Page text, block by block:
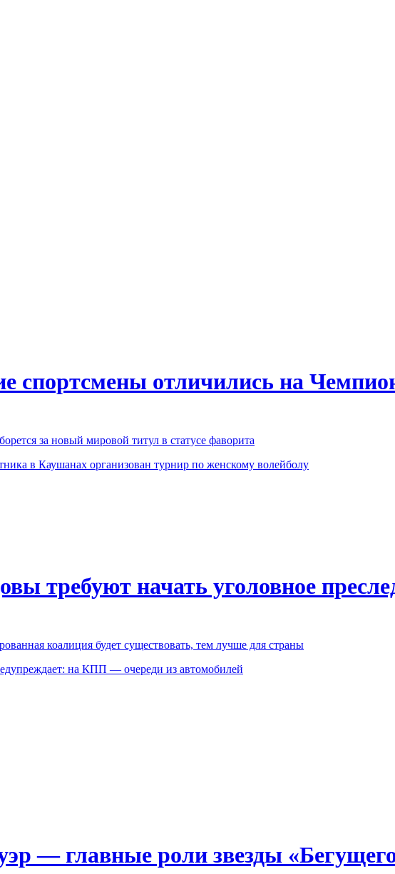
спортсмены отличились на
за новый мировой титул в статусе фаворита
в Каушанах организован турнир по женскому волейболу
требуют начать уголовное
коалиция будет существовать, тем лучше для страны
на КПП — очереди из автомобилей
— главные роли звезды